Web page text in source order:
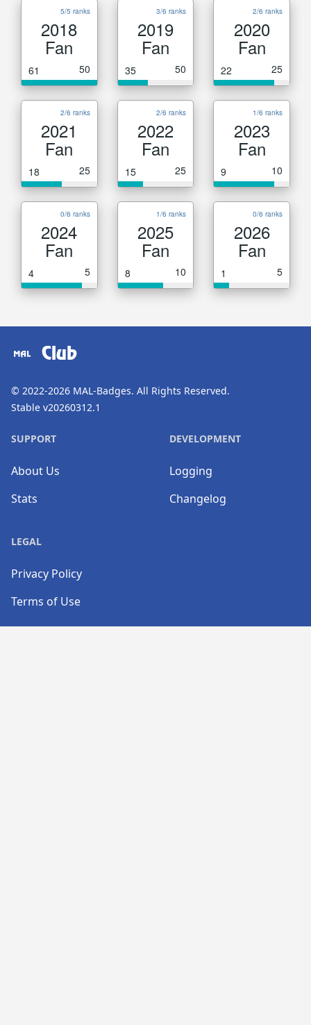
5/5 ranks
2018
Fan
61 50
3/6 ranks
2019
Fan
35 50
2/6 ranks
2020
Fan
22 25
2/6 ranks
2021
Fan
18 25
2/6 ranks
2022
Fan
15 25
1/6 ranks
2023
Fan
9 10
0/6 ranks
2024
Fan
4 5
1/6 ranks
2025
Fan
8 10
0/6 ranks
2026
Fan
1 5
Club
© 2022-2026 MAL-Badges. All Rights Reserved.
Stable v20260312.1
SUPPORT
About Us
Stats
DEVELOPMENT
Logging
Changelog
LEGAL
Privacy Policy
Terms of Use